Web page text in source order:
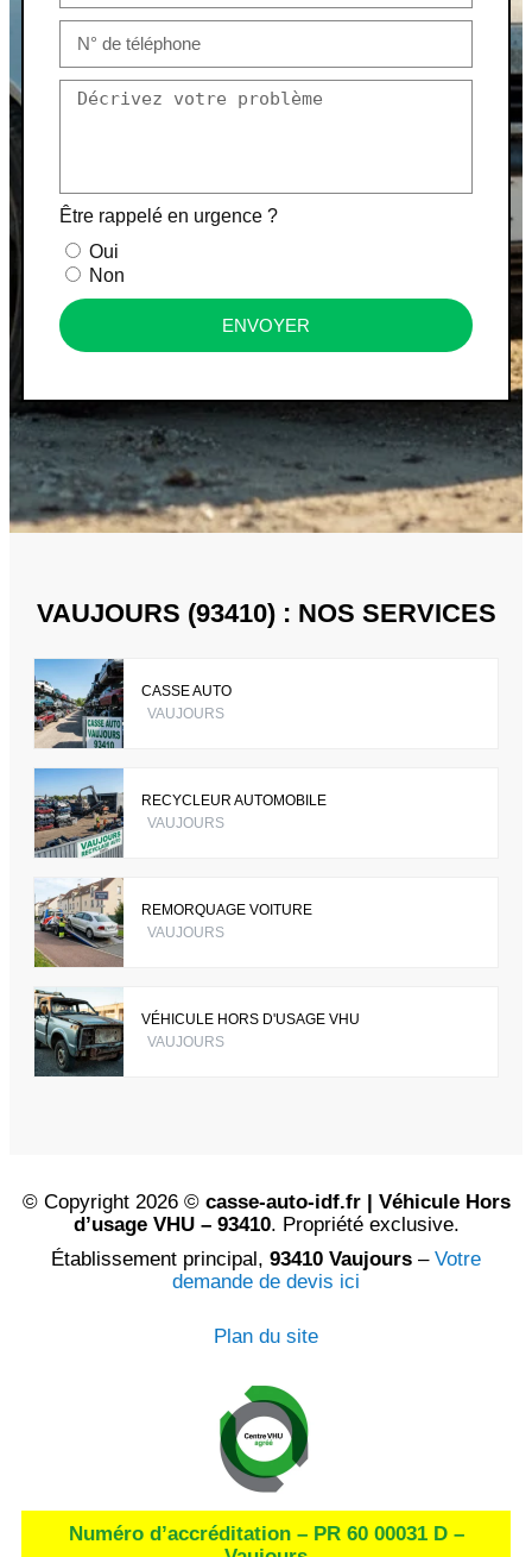
Être rappelé en urgence ?
Oui
Non
ENVOYER
VAUJOURS (93410) : NOS SERVICES
CASSE AUTO
VAUJOURS
RECYCLEUR AUTOMOBILE
VAUJOURS
REMORQUAGE VOITURE
VAUJOURS
VÉHICULE HORS D'USAGE VHU
VAUJOURS
© Copyright 2026 © casse-auto-idf.fr | Véhicule Hors
d’usage VHU – 93410. Propriété exclusive.
Établissement principal, 93410 Vaujours – Votre
demande de devis ici
Plan du site
Numéro d’accréditation – PR 60 00031 D –